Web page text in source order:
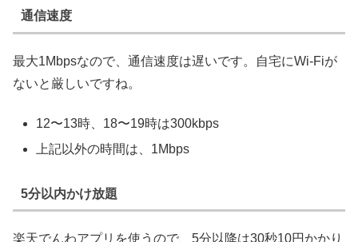
通信速度
最大1Mbpsなので、通信速度は遅いです。自宅にWi-Fiが
ないと厳しいですね。
12〜13時、18〜19時は300kbps
上記以外の時間は、1Mbps
5分以内かけ放題
楽天でんわアプリを使うので、5分以降は30秒10円かかり